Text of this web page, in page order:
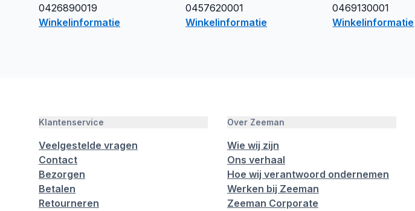
0426890019
Winkelinformatie
0457620001
Winkelinformatie
0469130001
Winkelinformatie
Klantenservice
Veelgestelde vragen
Contact
Bezorgen
Betalen
Retourneren
Over Zeeman
Wie wij zijn
Ons verhaal
Hoe wij verantwoord ondernemen
Werken bij Zeeman
Zeeman Corporate